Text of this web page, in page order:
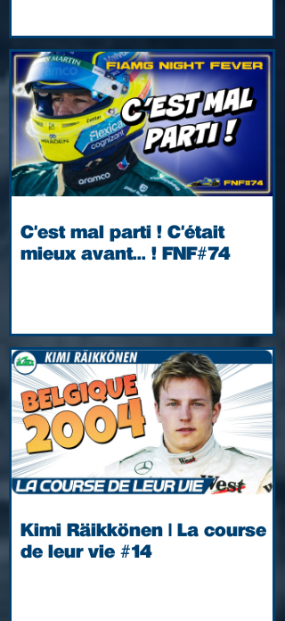
C'est mal parti ! C'était
mieux avant... ! FNF#74
Kimi Räikkönen | La course
de leur vie #14